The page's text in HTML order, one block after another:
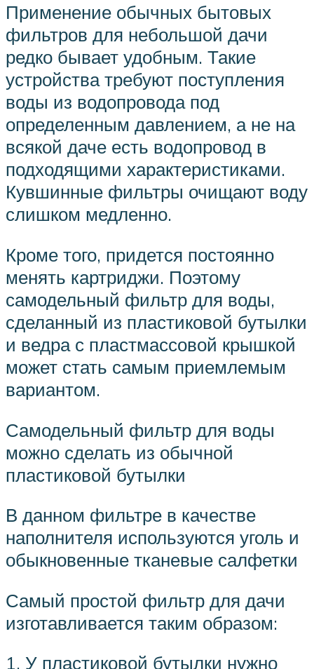
Применение обычных бытовых
фильтров для небольшой дачи
редко бывает удобным. Такие
устройства требуют поступления
воды из водопровода под
определенным давлением, а не на
всякой даче есть водопровод в
подходящими характеристиками.
Кувшинные фильтры очищают воду
слишком медленно.
Кроме того, придется постоянно
менять картриджи. Поэтому
самодельный фильтр для воды,
сделанный из пластиковой бутылки
и ведра с пластмассовой крышкой
может стать самым приемлемым
вариантом.
Самодельный фильтр для воды
можно сделать из обычной
пластиковой бутылки
В данном фильтре в качестве
наполнителя используются уголь и
обыкновенные тканевые салфетки
Самый простой фильтр для дачи
изготавливается таким образом:
1. У пластиковой бутылки нужно